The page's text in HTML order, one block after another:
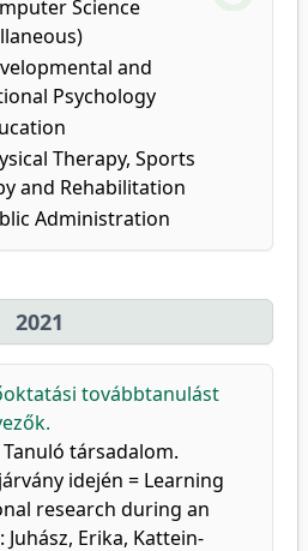
Science
and
Psychology
Therapy, Sports
and Rehabilitation
Administration
2021
továbbtanulást
Tanuló társadalom.
idején = Learning
research during an
Juhász, Erika, Kattein-